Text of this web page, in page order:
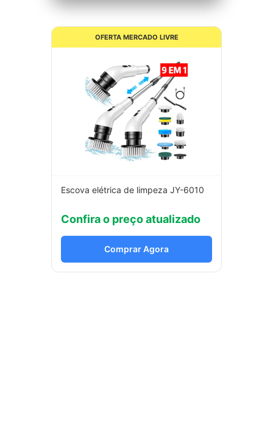
OFERTA MERCADO LIVRE
Escova elétrica de limpeza JY-6010
Confira o preço atualizado
Comprar Agora